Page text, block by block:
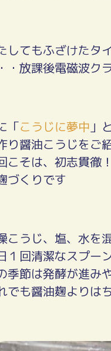
してもふざけたタ
・放課後電磁波ク
「こうじに夢中 」
り醤油こうじをご
こそは、初志貫徹！
づくりです
こうじ、塩、水を
１回清潔なスプー
季節は発酵が進み
でも醤油麹よりは